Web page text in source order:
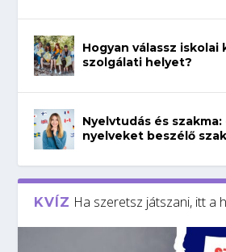
Hogyan válassz iskolai
szolgálati helyet?
Nyelvtudás és
nyelveket beszélő
KVÍZ Ha szeretsz játszani, itt a